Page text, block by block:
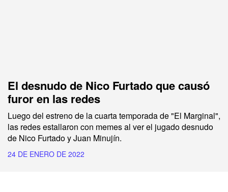
El desnudo de Nico Furtado que causó
furor en las redes
Luego del estreno de la cuarta temporada de "El Marginal",
las redes estallaron con memes al ver el jugado desnudo
de Nico Furtado y Juan Minujín.
24 DE ENERO DE 2022